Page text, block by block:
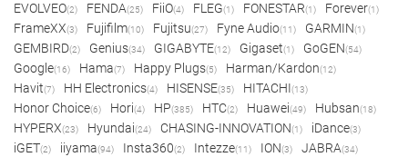
EVOLVEO(2) FENDA(25) FiiO(4) FLEG(1) FONESTAR(1) Forever(1)
FrameXX(3) Fujifilm(10) Fujitsu(27) Fyne Audio(11) GARMIN(1)
GEMBIRD(2) Genius(34) GIGABYTE(12) Gigaset(1) GoGEN(54)
Google(16) Hama(7) Happy Plugs(5) Harman/Kardon(12)
Havit(7) HH Electronics(4) HISENSE(35) HITACHI(13)
Honor Choice(6) Hori(4) HP(385) HTC(2) Huawei(49) Hubsan(18)
HYPERX(23) Hyundai(24) CHASING-INNOVATION(1) iDance(3)
iGET(2) iiyama(94) Insta360(2) Intezze(11) ION(3) JABRA(34)